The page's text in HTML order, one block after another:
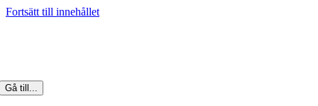
Fortsätt till innehållet
Gå till...